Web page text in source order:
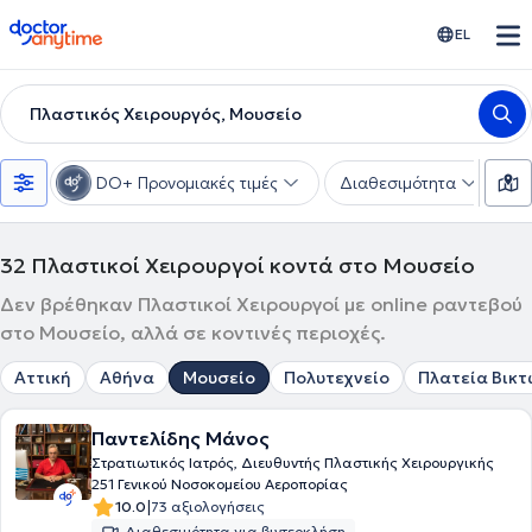
doctoranytime EL
Πλαστικός Χειρουργός, Μουσείο
DO+ Προνομιακές τιμές Διαθεσιμότητα
32 Πλαστικοί Χειρουργοί κοντά στο Μουσείο
Δεν βρέθηκαν Πλαστικοί Χειρουργοί με online ραντεβού
στο Μουσείο, αλλά σε κοντινές περιοχές.
Αττική Αθήνα Μουσείο Πολυτεχνείο Πλατεία
Παντελίδης Μάνος
Στρατιωτικός Ιατρός, Διευθυντής Πλαστικής Χειρουργικής
251 Γενικού Νοσοκομείου Αεροπορίας
10.0|73 αξιολογήσεις